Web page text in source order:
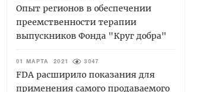
Опыт регионов в обеспечении
преемственности терапии
выпускников Фонда "Круг добра"
01 МАРТА 2021 3047
FDA расширило показания для
применения самого продаваемого